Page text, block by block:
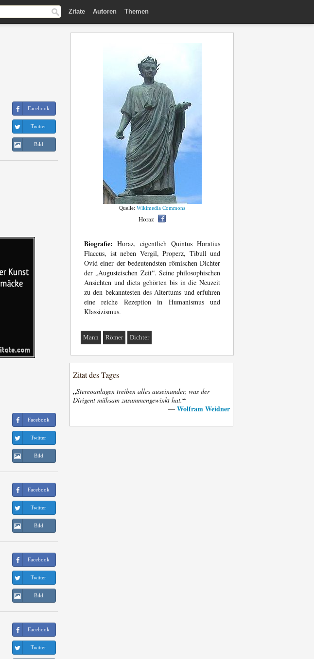
Zitate Autoren Themen
Facebook
Twitter
Bild
Facebook
Twitter
Bild
Facebook
Twitter
Bild
Facebook
Twitter
Bild
Facebook
Twitter
Quelle: Wikimedia Commons
Horaz
Biografie: Horaz, eigentlich Quintus Horatius
Flaccus, ist neben Vergil, Properz, Tibull und
Ovid einer der bedeutendsten römischen Dichter
der „Augusteischen Zeit“. Seine philosophischen
Ansichten und dicta gehörten bis in die Neuzeit
zu den bekanntesten des Altertums und erfuhren
eine reiche Rezeption in Humanismus und
Klassizismus.
Mann Römer Dichter
Zitat des Tages
„Stereoanlagen treiben alles auseinander, was der
Dirigent mühsam zusammengewinkt hat.“
— Wolfram Weidner